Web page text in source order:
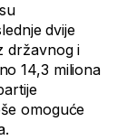
dvije
državnog i
14,3 miliona
omoguće